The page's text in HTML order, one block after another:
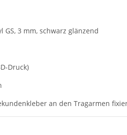
3 mm, schwarz glänzend
Druck)
an den Tragarmen